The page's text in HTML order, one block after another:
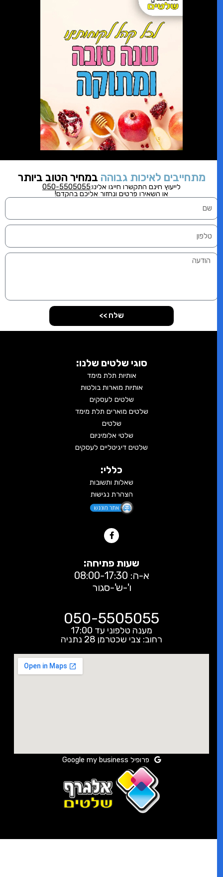
מתחייבים לאיכות גבוההבמחיר הטוב ביותר
לייעוץ חינם התקשרוחייגו אלינו:050-5505055
או השאירו פרטים ונחזור אליכם בהקדם!
שלח >>
סוגי שלטים שלנו:
אותיות תלת מימד
אותיות מוארות בולטות
שלטים לעסקים
שלטים מוארים תלת מימד
שלטים
שלטי אלומיניום
שלטים דיגיטליים לעסקים
כללי:
שאלות ותשובות
הצהרת נגישות
שעות פתיחה:
א-ה: 08:00-17:30
ו'-ש'-סגור
050-5505055
מענה טלפוני עד 17:00
רחוב: צבי שכטרמן 28 נתניה
פרופיל Google my business